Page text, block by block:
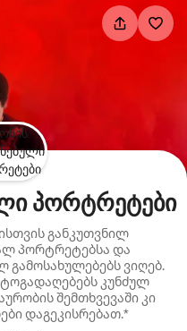
პორტრეტები
განკუთვნილ
პორტრეტებსა და
გამოსახულებებს ვიღებ.
კუნძულ
შემთხვევაში კი
დაგეკისრებათ.*